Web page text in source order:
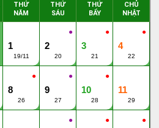
THỨ
NĂM
THỨ
SÁU
THỨ
BẨY
CHỦ
NHẬT
1
19/11
●
2
20
●
3
21
●
4
22
●
8
26
●
9
27
●
10
28
11
29
● ● ●